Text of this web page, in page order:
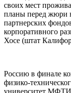
своих мест
планы перед жюри
партнерских
корпоративного
Хосе (штат
Россию в финале
физико-